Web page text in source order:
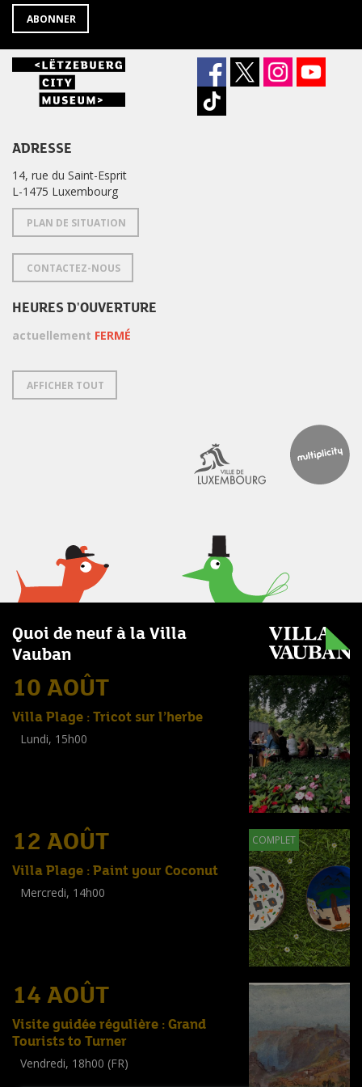
ABONNER
ADRESSE
14, rue du Saint-Esprit
L-1475 Luxembourg
PLAN DE SITUATION
CONTACTEZ-NOUS
HEURES D'OUVERTURE
actuellement FERMÉ
AFFICHER TOUT
Quoi de neuf à la Villa
Vauban
10 AOÛT
Villa Plage : Tricot sur l’herbe
Lundi, 15h00
12 AOÛT COMPLET
Villa Plage : Paint your Coconut
Mercredi, 14h00
14 AOÛT
Visite guidée régulière : Grand
Tourists to Turner
Vendredi, 18h00 (FR)